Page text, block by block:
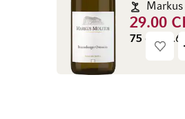
29.00
75 cl